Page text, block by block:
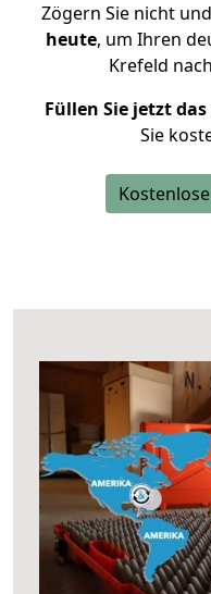
Zögern Sie nicht und
heute, um Ihren
Krefeld
Füllen Sie jetzt
Sie